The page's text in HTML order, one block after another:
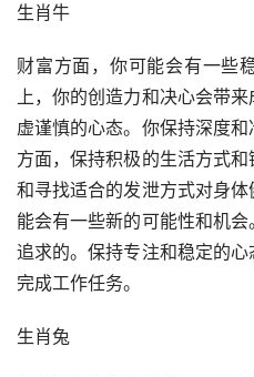
生肖牛
财富方面，你可能会有一些
上，你的创造力和决心会带来
虚谨慎的心态。 你保持深度和
方面，保持积极的生活方式和
和寻找适合的发泄方式对身体
能会有一些新的可能性和机会
追求的。保持专注和稳定的心
完成工作任务。
生肖兔